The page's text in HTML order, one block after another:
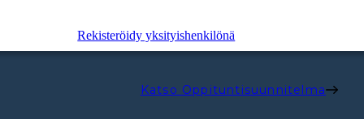
Rekisteröidy yksityishenkilönä
Katso Oppituntisuunnitelma